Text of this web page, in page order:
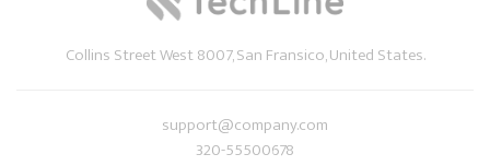
Collins Street West 8007, San Fransico, United States.
support@company.com
320-55500678